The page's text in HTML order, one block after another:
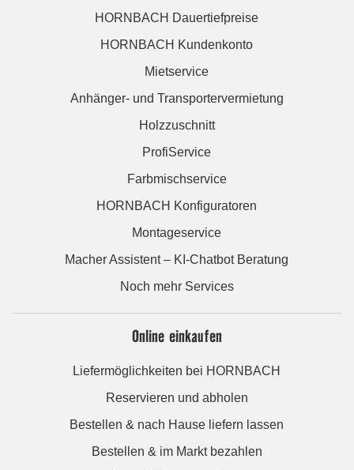
HORNBACH Dauertiefpreise
HORNBACH Kundenkonto
Mietservice
Anhänger- und Transportervermietung
Holzzuschnitt
ProfiService
Farbmischservice
HORNBACH Konfiguratoren
Montageservice
Macher Assistent – KI-Chatbot Beratung
Noch mehr Services
Online einkaufen
Liefermöglichkeiten bei HORNBACH
Reservieren und abholen
Bestellen & nach Hause liefern lassen
Bestellen & im Markt bezahlen